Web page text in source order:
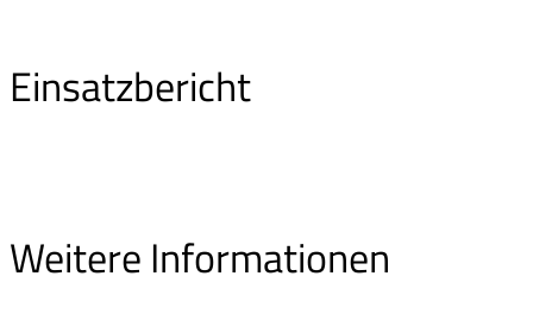
Einsatzbericht
Weitere Informationen